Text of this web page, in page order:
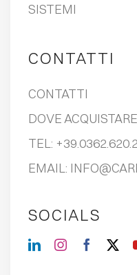
SISTEMI
CONTATTI
CONTATTI
DOVE ACQUISTARE
TEL:
EMAIL:
SOCIALS